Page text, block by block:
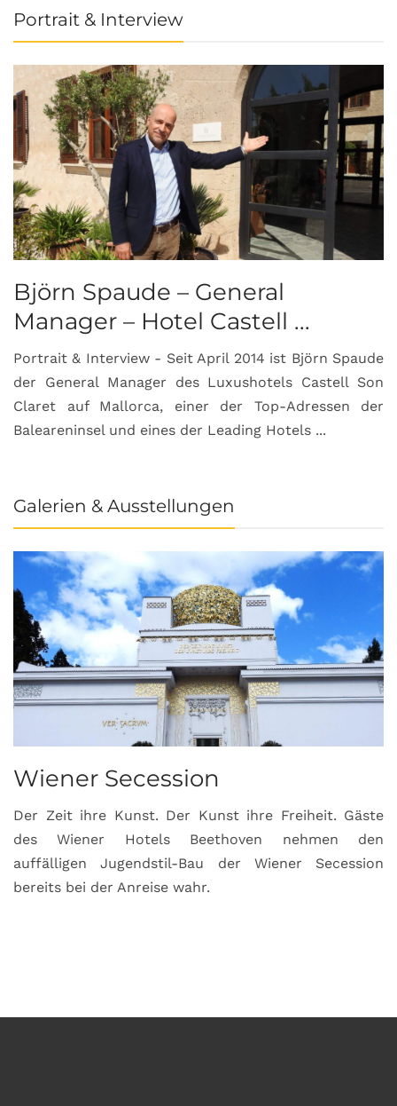
Portrait & Interview
Björn Spaude – General
Manager – Hotel Castell ...
Portrait & Interview - Seit April 2014 ist Björn Spaude
der General Manager des Luxushotels Castell Son
Claret auf Mallorca, einer der Top-Adressen der
Baleareninsel und eines der Leading Hotels ...
Galerien & Ausstellungen
Wiener Secession
Der Zeit ihre Kunst. Der Kunst ihre Freiheit. Gäste
des Wiener Hotels Beethoven nehmen den
auffälligen Jugendstil-Bau der Wiener Secession
bereits bei der Anreise wahr.